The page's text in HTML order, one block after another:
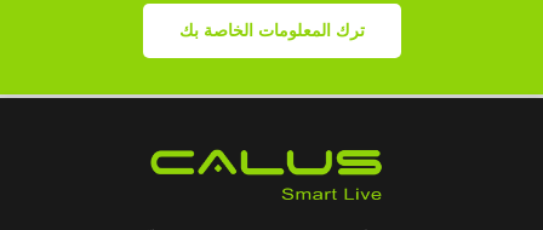
ترك المعلومات الخاصة بك